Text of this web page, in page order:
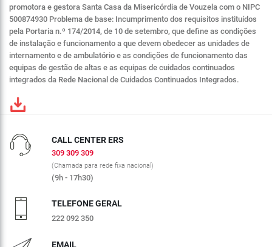
promotora e gestora Santa Casa da Misericórdia de Vouzela com o NIPC
500874930 Problema de base: Incumprimento dos requisitos instituídos
pela Portaria n.º 174/2014, de 10 de setembro, que define as condições
de instalação e funcionamento a que devem obedecer as unidades de
internamento e de ambulatório e as condições de funcionamento das
equipas de gestão de altas e as equipas de cuidados continuados
integrados da Rede Nacional de Cuidados Continuados Integrados.
CALL CENTER ERS
309 309 309
(Chamada para rede fixa nacional)
(9h - 17h30)
TELEFONE GERAL
222 092 350
EMAIL